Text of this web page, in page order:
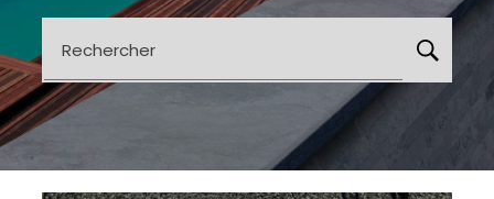
Rechercher